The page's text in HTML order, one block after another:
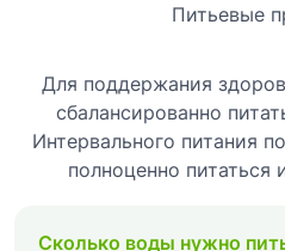
Питьевые
Для поддержания
сбалансированно
Интервального питания
полноценно питаться
Сколько воды нужно